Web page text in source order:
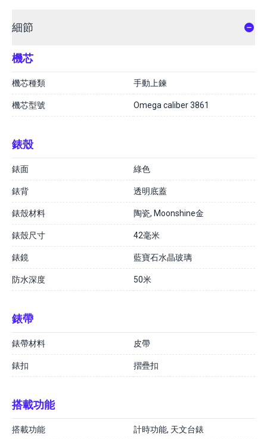
細節
機芯
機芯種類 手動上鍊
機芯型號 Omega caliber 3861
錶殼
錶面 綠色
錶背 透明底蓋
錶殼材料 陶瓷, Moonshine金
錶殼尺寸 42毫米
錶鏡 藍寶石水晶玻璃
防水深度 50米
錶帶
錶帶材料 皮帶
錶扣 摺疊扣
搭載功能
搭載功能 計時功能, 天文台錶